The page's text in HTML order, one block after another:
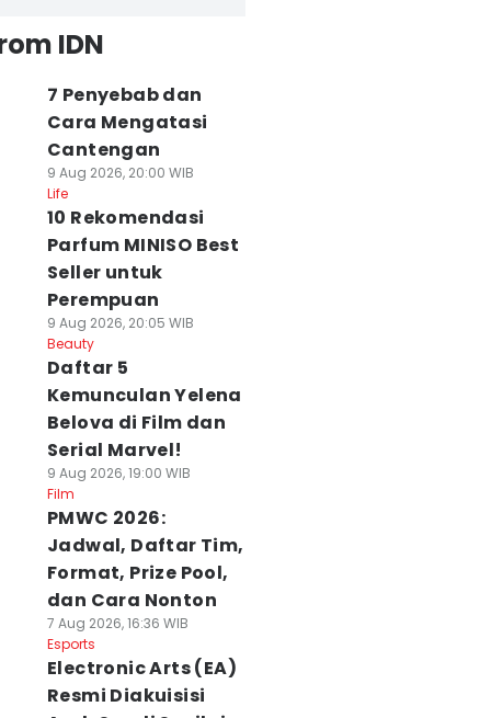
IDN
7 Penyebab dan
Cara Mengatasi
Cantengan
9 Aug 2026, 20:00 WIB
Life
10 Rekomendasi
Parfum MINISO Best
Seller untuk
Perempuan
9 Aug 2026, 20:05 WIB
Beauty
Daftar 5
Kemunculan Yelena
Belova di Film dan
Serial Marvel!
9 Aug 2026, 19:00 WIB
Film
PMWC 2026:
Jadwal, Daftar Tim,
Format, Prize Pool,
dan Cara Nonton
7 Aug 2026, 16:36 WIB
Esports
Electronic Arts (EA)
Resmi Diakuisisi